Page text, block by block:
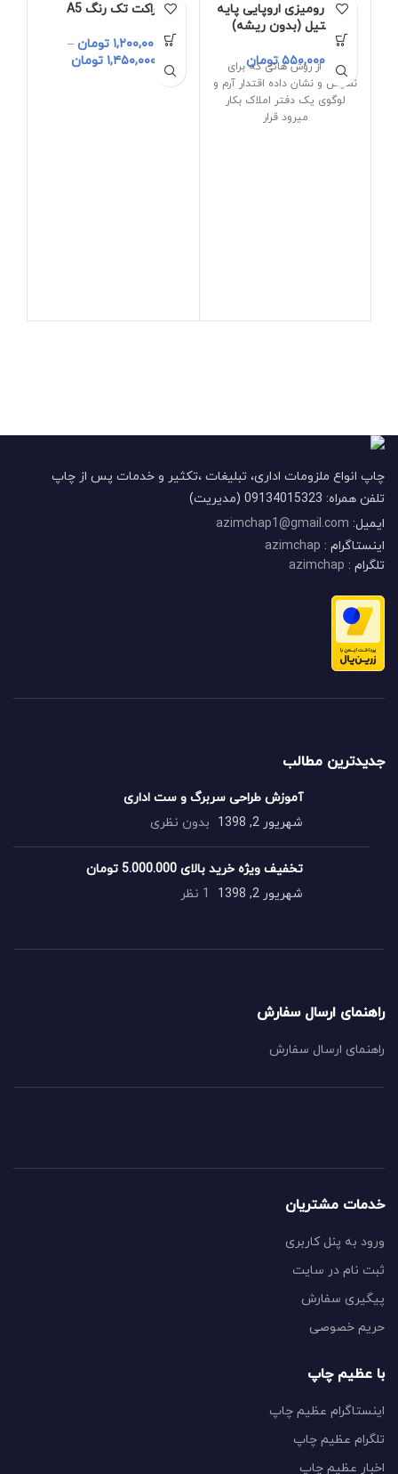
پرچم رومیزی اروپایی پایه
استیل (بدون ریشه)
۵۵۰,۰۰۰ تومان
یکی از روش هائی که برای
نمایش و نشان داده اقتدار آرم و
لوگوی یک دفتر املاک بکار
میرود قرار
تراکت تک رنگ A5
۱,۲۰۰,۰۰۰ تومان –
۱,۴۵۰,۰۰۰ تومان
چاپ انواع ملزومات اداری، تبلیغات ،تکثیر و خدمات پس از چاپ
تلفن همراه: 09134015323 (مدیریت)
ایمیل: azimchap1@gmail.com
اینستاگرام : azimchap
تلگرام : azimchap
جدیدترین مطالب
آموزش طراحی سربرگ و ست اداری
شهریور 2, 1398
بدون نظری
تخفیف ویژه خرید بالای 5.000.000 تومان
شهریور 2, 1398
1 نظر
راهنمای ارسال سفارش
راهنمای ارسال سفارش
خدمات مشتریان
ورود به پنل کاربری
ثبت نام در سایت
پیگیری سفارش
حریم خصوصی
با عظیم چاپ
اینستاگرام عظیم چاپ
تلگرام عظیم چاپ
اخبار عظیم چاپ